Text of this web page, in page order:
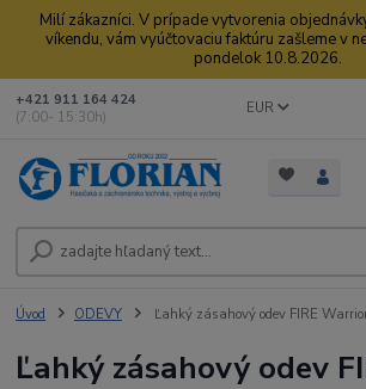
Milí zákazníci. V prípade vytvorenia
víkendu, vám vyúčtovaciu faktúru zašleme v
pondelok 10.8.2026.
EUR
+421 911 164 424
(7:00- 15:30h)
Úvod ODEVY Ľahký zásahový odev FIRE
Ľahký zásahový odev